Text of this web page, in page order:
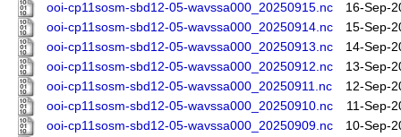
ooi-cp11sosm-sbd12-05-wavssa000_20250915.nc
16-Sep-
ooi-cp11sosm-sbd12-05-wavssa000_20250914.nc
15-Sep-
ooi-cp11sosm-sbd12-05-wavssa000_20250913.nc
14-Sep-
ooi-cp11sosm-sbd12-05-wavssa000_20250912.nc
13-Sep-
ooi-cp11sosm-sbd12-05-wavssa000_20250911.nc
12-Sep-
ooi-cp11sosm-sbd12-05-wavssa000_20250910.nc
11-Sep-
ooi-cp11sosm-sbd12-05-wavssa000_20250909.nc
10-Sep-